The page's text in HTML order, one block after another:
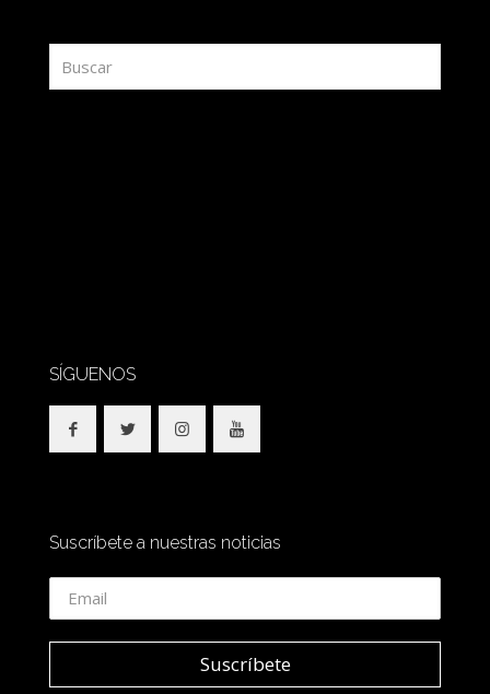
SÍGUENOS
Suscríbete a nuestras noticias